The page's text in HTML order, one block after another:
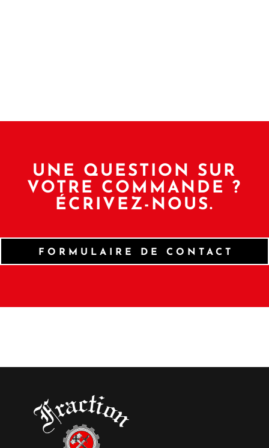
UNE QUESTION SUR
VOTRE COMMANDE ?
ÉCRIVEZ-NOUS.
FORMULAIRE DE CONTACT